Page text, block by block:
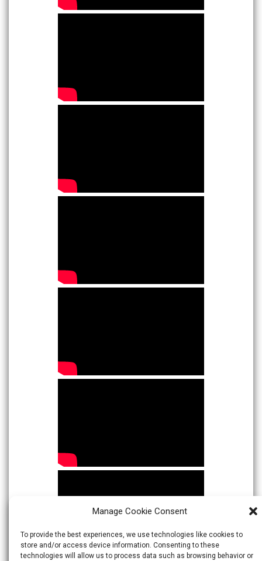
Manage Cookie Consent
To provide the best experiences, we use technologies like cookies to
store and/or access device information. Consenting to these
technologies will allow us to process data such as browsing behavior or